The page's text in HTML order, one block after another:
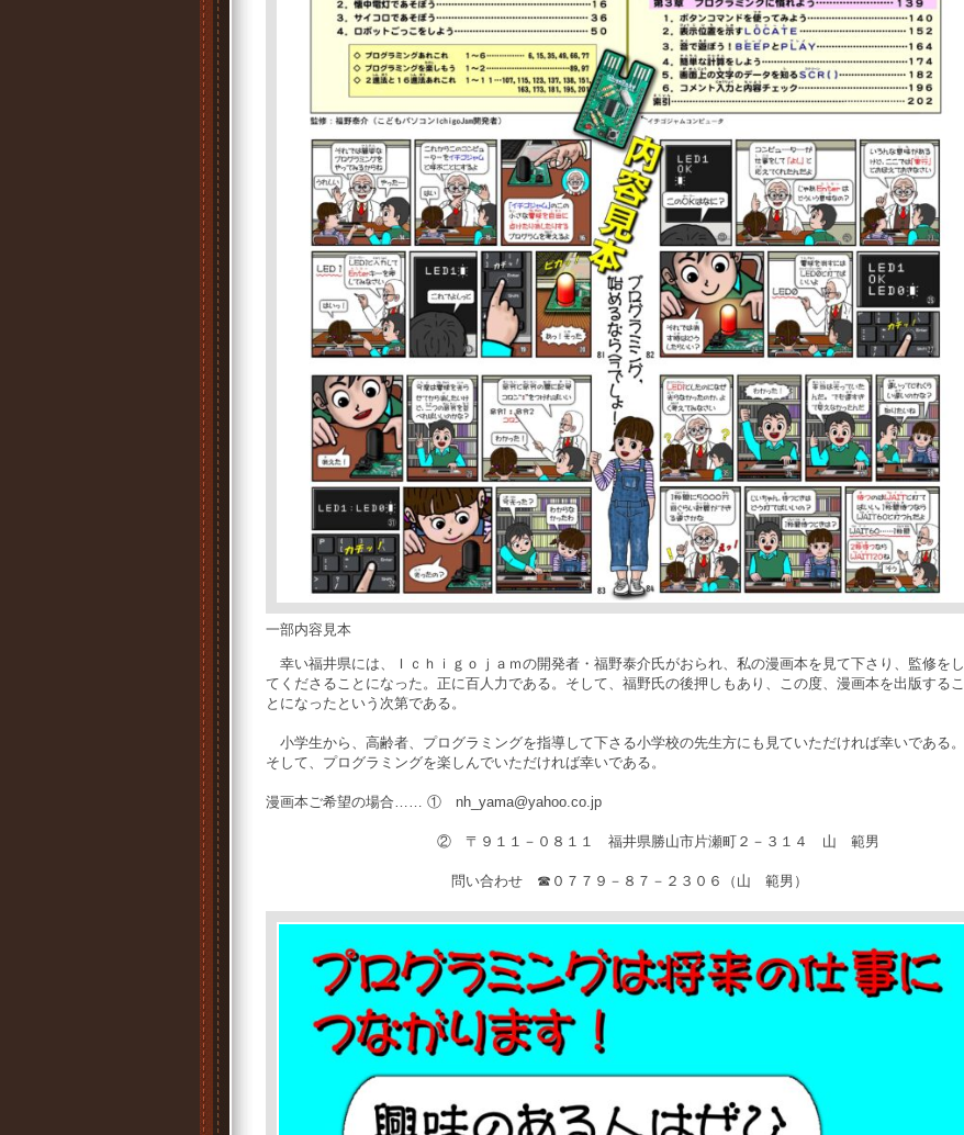
一部内容見本
幸い福井県には、Ｉｃｈｉｇｏｊａｍの開発者・福野泰介氏がおられ、私の漫画本を見て下さり、監修をし
てくださることになった。正に百人力である。そして、福野氏の後押しもあり、この度、漫画本を出版するこ
とになったという次第である。
小学生から、高齢者、プログラミングを指導して下さる小学校の先生方にも見ていただければ幸いである。
そして、プログラミングを楽しんでいただければ幸いである。
漫画本ご希望の場合…… ① nh_yama@yahoo.co.jp
② 〒９１１－０８１１ 福井県勝山市片瀬町２－３１４ 山 範男
問い合わせ ☎０７７９－８７－２３０６（山 範男）